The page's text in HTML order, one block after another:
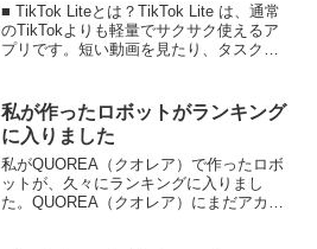
■ TikTok Liteとは？TikTok Lite は、通常
のTikTokよりも軽量でサクサク使えるア
プリです。短い動画を見たり、タスクを
アプリとして人気急上昇...
私が作ったロボットがランキング
に入りました
私がQUOREA（クオレア）で作ったロボ
ットが、久々にランキングに入りまし
た。QUOREA（クオレア）にまだアカウ